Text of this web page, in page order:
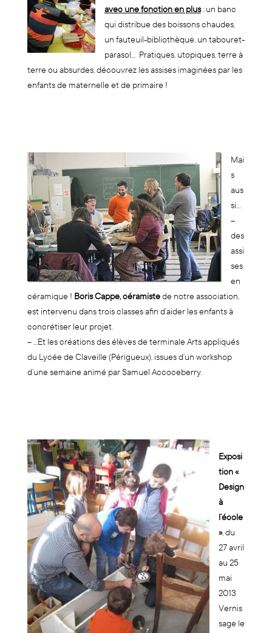
avec une fonction en plus: un banc
qui distribue des boissons chaudes,
un fauteuil-bibliothèque, un tabouret-
parasol… Pratiques, utopiques, terre à
terre ou absurdes, découvrez les assises imaginées par les
enfants de maternelle et de primaire !
Mai
s
aus
si…
–
des
assi
ses
en
céramique ! Boris Cappe, céramistede notre association,
est intervenu dans trois classes afin d’aider les enfants à
concrétiser leur projet.
– …Et les créations des élèves de terminale Arts appliqués
du Lycée de Claveille (Périgueux), issues d’un workshop
d’une semaine animé par Samuel Accoceberry.
Exposi
tion «
Design
à
l’école
», du
27 avril
au 25
mai
2013
Vernis
sage le